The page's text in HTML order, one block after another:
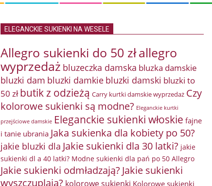
ELEGANCKIE SUKIENKI NA WESELE
Allegro sukienki do 50 złallegro
wyprzedaż bluzeczka damska bluzka damskie
bluzki dam bluzki damkie bluzki damski bluzki to
50 zł butik z odzieżą Carry kurtki damskie wyprzedaż Czy
kolorowe sukienki są modne? Eleganckie kurtki
przejściowe damskie Eleganckie sukienki włoskie fajne
i tanie ubrania Jaka sukienka dla kobiety po 50?
jakie bluzki dla Jakie sukienki dla 30 latki? jakie
sukienki dl a 40 latki? Modne sukienki dla pań po 50 Allegro
Jakie sukienki odmładzają? Jakie sukienki
wyszczuplają? kolorowe sukienki Kolorowe sukienki